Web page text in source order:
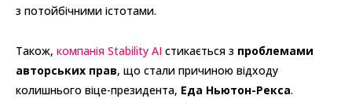
з потойбічними істотами.
Також, компанія Stability AI стикається з проблемами
авторських прав, що стали причиною відходу
колишнього віце-президента, Еда Ньютон-Рекса.